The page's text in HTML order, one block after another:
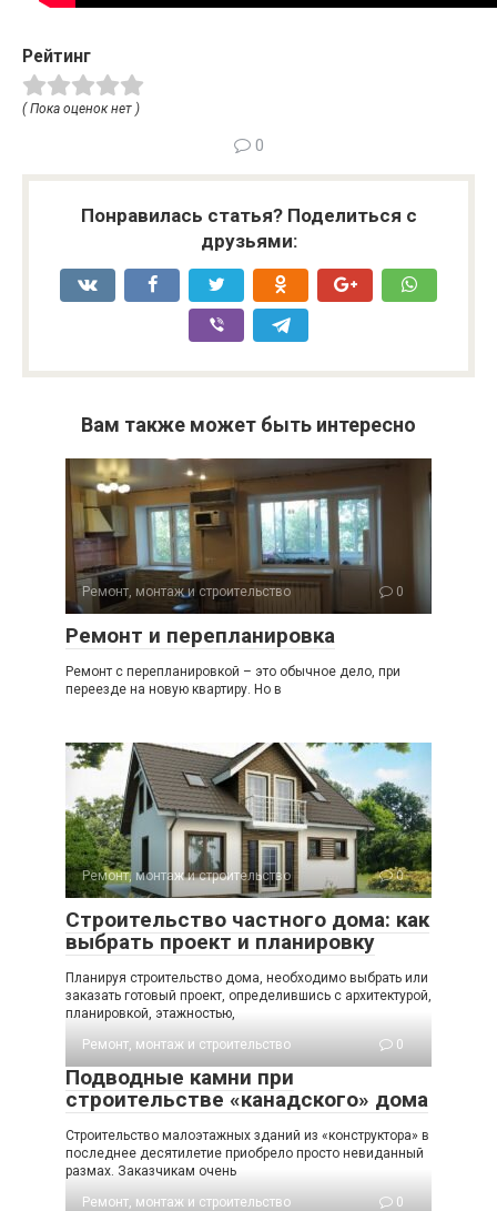
Рейтинг
( Пока оценок нет )
0
Понравилась статья? Поделиться с
друзьями:
Вам также может быть интересно
Ремонт, монтаж и строительство 0
Ремонт и перепланировка
Ремонт с перепланировкой – это обычное дело, при
переезде на новую квартиру. Но в
Ремонт, монтаж и строительство 0
Строительство частного дома: как
выбрать проект и планировку
Планируя строительство дома, необходимо выбрать или
заказать готовый проект, определившись с архитектурой,
планировкой, этажностью,
Ремонт, монтаж и строительство
0
Подводные камни при
строительстве «канадского» дома
Строительство малоэтажных зданий из «конструктора» в
последнее десятилетие приобрело просто невиданный
размах. Заказчикам очень
Ремонт, монтаж и строительство
0